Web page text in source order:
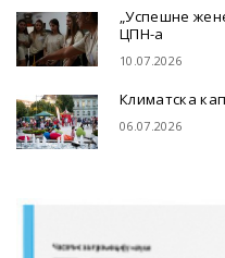
„Успешне
ЦПН-а
10.07.2026
Климатска
06.07.2026